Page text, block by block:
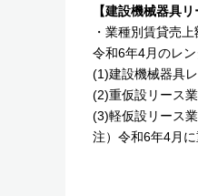
【建設機械器具
・業種別賃貸売上
令和6年4月のレ
(1)建設機械器具
(2)重仮設リース
(3)軽仮設リース
注）令和6年4月